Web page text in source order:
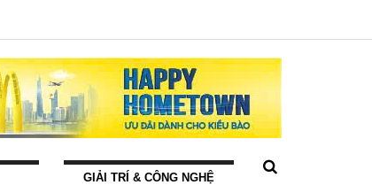
GIẢI TRÍ & CÔNG NGHỆ